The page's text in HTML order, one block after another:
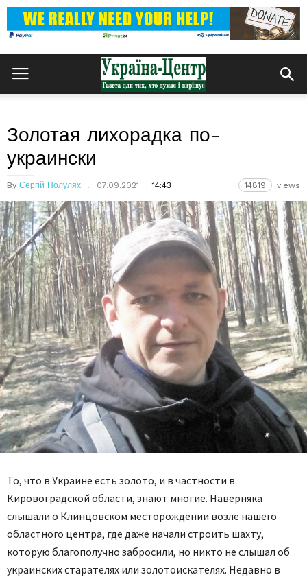
Золотая лихорадка по-
украински
By Сергій Полулях 07.09.2021 14:43 14819 views
То, что в Украине есть золото, и в частности в
Кировоградской области, знают многие. Наверняка
слышали о Клинцовском месторождении возле нашего
областного центра, где даже начали строить шахту,
которую благополучно забросили, но никто не слышал об
украинских старателях или золотоискателях. Недавно в